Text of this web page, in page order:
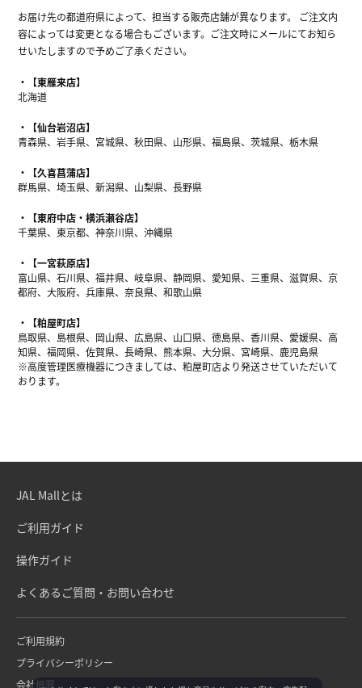
お届け先の都道府県によって、担当する販売店舗が異なります。 ご注文内
容によっては変更となる場合もございます。ご注文時にメールにてお知ら
せいたしますので予めご了承ください。
【東雁来店】
北海道
【仙台岩沼店】
青森県、岩手県、宮城県、秋田県、山形県、福島県、茨城県、栃木県
【久喜菖蒲店】
群馬県、埼玉県、新潟県、山梨県、長野県
【東府中店・横浜瀬谷店】
千葉県、東京都、神奈川県、沖縄県
【一宮萩原店】
富山県、石川県、福井県、岐阜県、静岡県、愛知県、三重県、滋賀県、京
都府、大阪府、兵庫県、奈良県、和歌山県
【粕屋町店】
鳥取県、島根県、岡山県、広島県、山口県、徳島県、香川県、愛媛県、高
知県、福岡県、佐賀県、長崎県、熊本県、大分県、宮崎県、鹿児島県
※高度管理医療機器につきましては、粕屋町店より発送させていただいて
おります。
JAL Mallとは
ご利用ガイド
操作ガイド
よくあるご質問・お問い合わせ
ご利用規約
プライバシーポリシー
会社概要